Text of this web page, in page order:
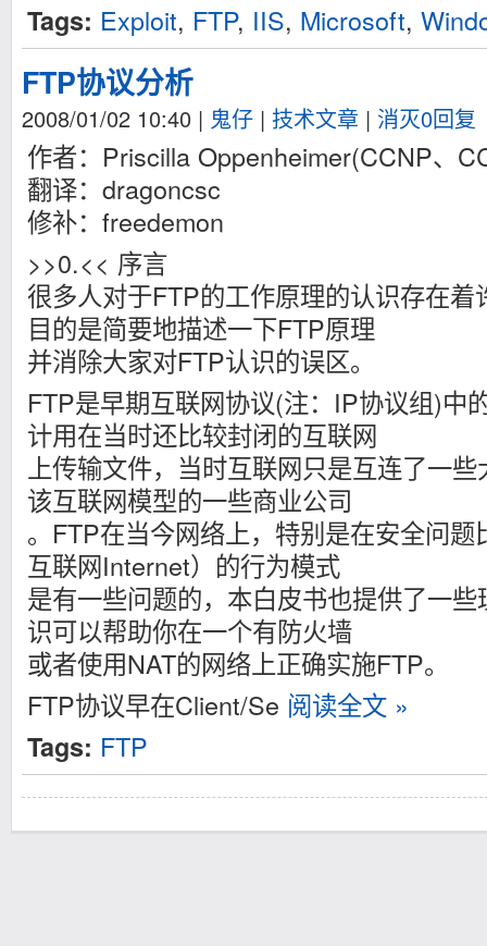
Tags: Exploit, FTP, IIS, Microsoft,
FTP协议分析
2008/01/02 10:40 | 鬼仔 | 技术文章 | 消灭0回复
作者：Priscilla Oppenheimer(CCNP、
翻译：dragoncsc
修补：freedemon
>>0.<< 序言
很多人对于FTP的工作原理的认识存在
目的是简要地描述一下FTP原理
并消除大家对FTP认识的误区。
FTP是早期互联网协议(注：IP协议组)中
计用在当时还比较封闭的互联网
上传输文件，当时互联网只是互连了一
该互联网模型的一些商业公司
。FTP在当今网络上，特别是在安全问
互联网Internet）的行为模式
是有一些问题的，本白皮书也提供了一
识可以帮助你在一个有防火墙
或者使用NAT的网络上正确实施FTP。
FTP协议早在Client/Se 阅读全文 »
Tags: FTP